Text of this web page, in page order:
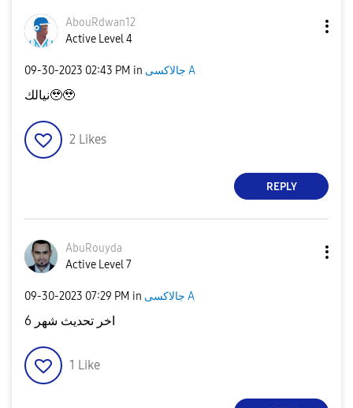
AbouRdwan12
Active Level 4
‎09-30-2023 02:43 PM in جالاكسى A
نيالك🥹🥹
2 Likes
REPLY
AbuRouyda
Active Level 7
‎09-30-2023 07:29 PM in جالاكسى A
اخر تحديث شهر 6
1 Like